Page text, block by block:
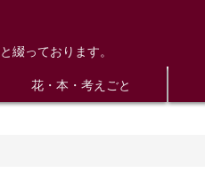
綴っております。
花・本・考えごと